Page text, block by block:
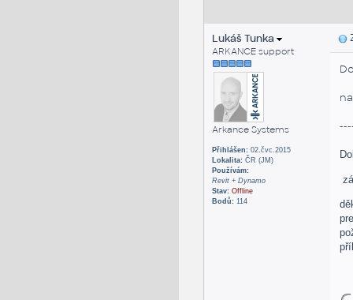
Lukáš Tunka
ARKANCE support
Arkance Systems
Přihlášen:02.čvc.2015
Lokalita:ČR (JM)
Používám:
Revit + Dynamo
Stav: Offline
Bodů:114